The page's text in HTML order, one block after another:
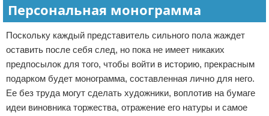
Персональная монограмма
Поскольку каждый представитель сильного пола жаждет
оставить после себя след, но пока не имеет никаких
предпосылок для того, чтобы войти в историю, прекрасным
подарком будет монограмма, составленная лично для него.
Ее без труда могут сделать художники, воплотив на бумаге
идеи виновника торжества, отражение его натуры и самое